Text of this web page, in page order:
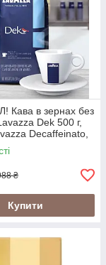
Кава в зернах без
Dek 500 г,
Decaffeinato,
500 г)
₴
Купити